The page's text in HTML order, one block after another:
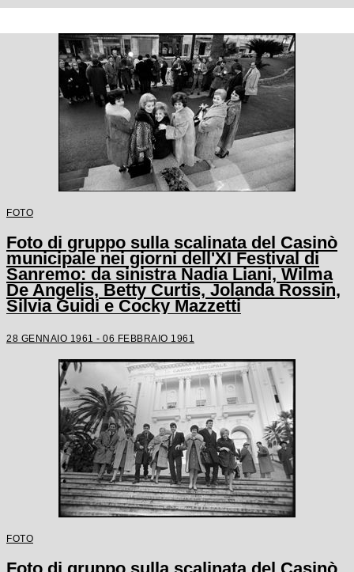
FOTO
Foto di gruppo sulla scalinata del Casinò
municipale nei giorni dell'XI Festival di
Sanremo: da sinistra Nadia Liani, Wilma
De Angelis, Betty Curtis, Jolanda Rossin,
Silvia Guidi e Cocky Mazzetti
28 GENNAIO 1961 - 06 FEBBRAIO 1961
FOTO